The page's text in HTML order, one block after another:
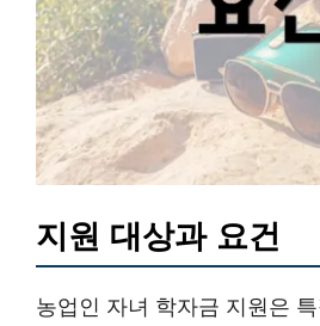
지원 대상과 요건
농업인 자녀 학자금 지원은